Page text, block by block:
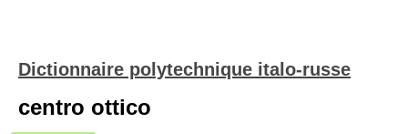
Dictionnaire polytechnique italo-russe
centro ottico